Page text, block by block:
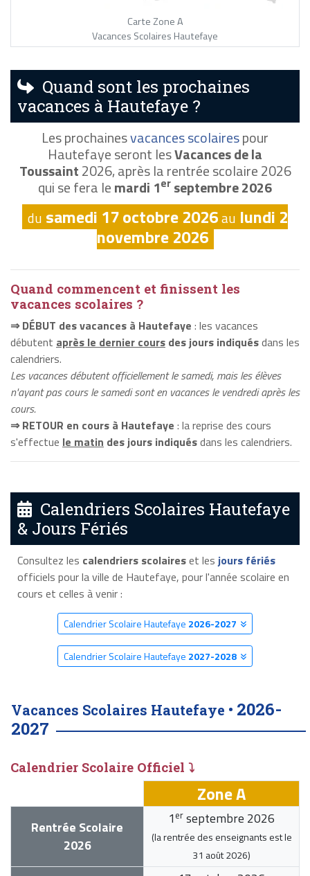
Carte Zone A
Vacances Scolaires Hautefaye
Quand sont les prochaines
vacances à Hautefaye ?
Les prochainesvacances scolairespour
Hautefaye seront lesVacances de la
Toussaint2026, après la rentrée scolaire 2026
qui se fera lemardi 1er septembre 2026
du samedi 17 octobre 2026au lundi 2
novembre 2026
Quand commencent et finissent les
vacances scolaires ?
⇒ DÉBUT des vacances à Hautefaye : les vacances
débutent après le dernier cours des jours indiquésdans les
calendriers.
Les vacances débutent officiellement le samedi, mais les élèves
n'ayant pas cours le samedi sont en vacances le vendredi après les
cours.
⇒ RETOUR en cours à Hautefaye : la reprise des cours
s'effectue le matin des jours indiquésdans les calendriers.
Calendriers Scolaires Hautefaye
& Jours Fériés
Consultez les calendriers scolaireset les jours fériés
officiels pour la ville de Hautefaye, pour l'année scolaire en
cours et celles à venir :
Calendrier Scolaire Hautefaye 2026-2027
Calendrier Scolaire Hautefaye 2027-2028
Vacances Scolaires Hautefaye • 2026-
2027
Calendrier Scolaire Officiel ⤵
Zone A
Rentrée Scolaire
2026
1 er septembre 2026
(la rentrée des enseignants est le
31 août 2026)